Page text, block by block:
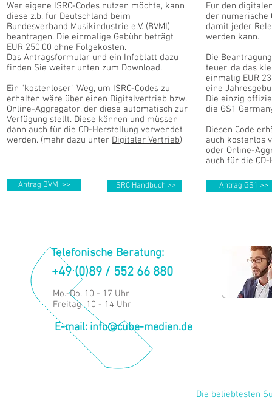
Wer eigene ISRC-Codes nutzen möchte, kann
diese z.b. für Deutschland beim
Bundesverband Musikindustrie e.V. (BVMI)
beantragen. Die einmalige Gebühr beträgt
EUR 250,00 ohne Folgekosten.
Das Antragsformular und ein Infoblatt dazu
finden Sie weiter unten zum Download.
Ein "kostenloser" Weg, um ISRC-Codes zu
erhalten wäre über einen Digitalvertrieb bzw.
Online-Aggregator, der diese automatisch zur
Verfügung stellt. Diese können und müssen
dann auch für die CD-Herstellung verwendet
werden. (mehr dazu unter Digitaler Vertrieb)
Antrag BVMI >> ISRC Handbuch >>
Für den
der numerische
damit jeder
werden kann.
Die
teuer, da das
einmalig EUR
eine
Die einzig
die GS1
Diesen Code
auch kostenlos
oder Online-
auch für die
Antrag GS1 >>
Telefonische Beratung:
+49 (0)89 / 552 66 880
Mo.-Do. 10 - 17 Uhr
Freitag 10 - 14 Uhr
E-mail: info@cube-medien.de
Die beliebtesten